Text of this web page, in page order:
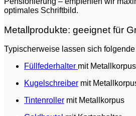
optimales Schriftbild.
Metallprodukte: geeignet für
Typischerweise lassen sich
Füllfederhalter mit Metallkorpus
Kugelschreiber mit
Tintenroller mit Metallkorpus